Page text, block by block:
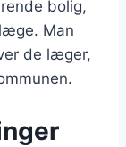
bolig,
Man
de læger,